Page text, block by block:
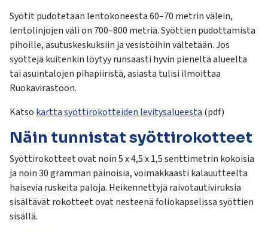
Syötit pudotetaan lentokoneesta 60–70 metrin välein,
lentolinjojen väli on 700–800 metriä. Syöttien pudottamista
pihoille, asutuskeskuksiin ja vesistöihin vältetään. Jos
syöttejä kuitenkin löytyy runsaasti hyvin pieneltä alueelta
tai asuintalojen pihapiiristä, asiasta tulisi ilmoittaa
Ruokavirastoon.
Katsokartta syöttirokotteiden levitysalueesta(pdf)
Näin tunnistat syöttirokotteet
Syöttirokotteet ovat noin 5 x 4,5 x 1,5 senttimetrin kokoisia
ja noin 30 gramman painoisia, voimakkaasti kalauutteelta
haisevia ruskeita paloja. Heikennettyjä raivotautiviruksia
sisältävät rokotteet ovat nesteenä foliokapselissa syöttien
sisällä.